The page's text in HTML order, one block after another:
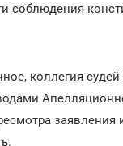
соблюдения
коллегия судей
заявления